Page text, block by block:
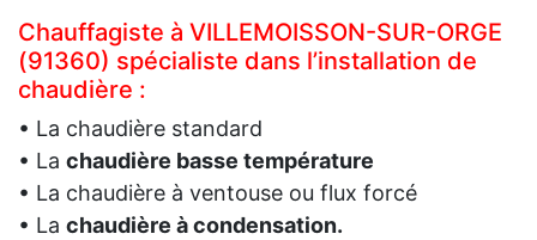
Chauffagiste à VILLEMOISSON-SUR-ORGE
(91360) spécialiste dans l’installation de
chaudière :
• La chaudière standard
• La chaudière basse température
• La chaudière à ventouse ou flux forcé
• La chaudière à condensation.